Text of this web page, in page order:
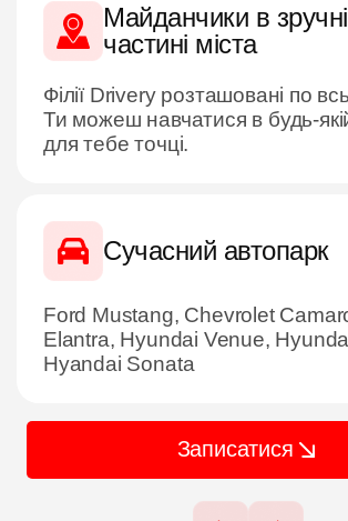
Майданчики в
частині міста
Філії Driverу розташовані по
Ти можеш навчатися в будь-
для тебе точці.
Сучасний автопарк
Ford Mustang, Chevrolet
Elantra, Hyundai Venue,
Hyandai Sonata
Записатися